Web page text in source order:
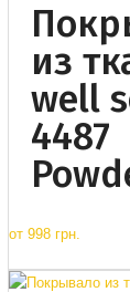
из
well
4487
от 998 грн.